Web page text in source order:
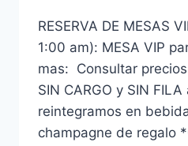
RESERVA DE MESAS
1:00 am): MESA VIP
mas: Consultar
SIN CARGO y SIN
reintegramos en
champagne de regalo